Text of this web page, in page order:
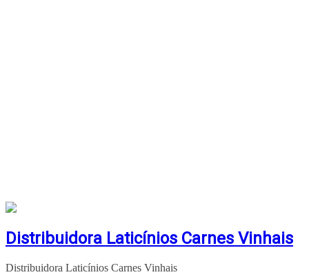
Distribuidora Laticínios Carnes Vinhais
Distribuidora Laticínios Carnes Vinhais